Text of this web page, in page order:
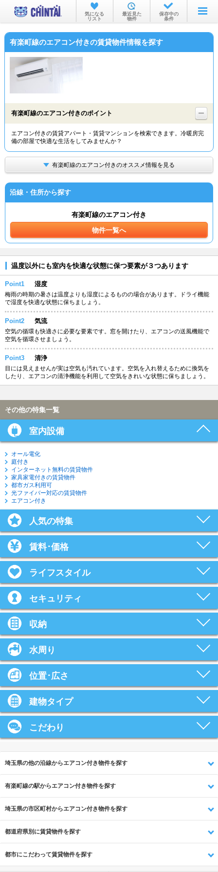
お部屋を探す
沿線・駅から
物件特集から
TOP
気になる
リスト
最近見た
物件
保存中の
条件
有楽町線のエアコン付きの賃貸物件情報を探す
有楽町線のエアコン付きのポイント
エアコン付きの賃貸アパート・賃貸マンションを検索できます。冷暖房完
備の部屋で快適な生活をしてみませんか？
有楽町線のエアコン付きのオススメ情報を見る
沿線・住所から探す
有楽町線のエアコン付き
物件一覧へ
温度以外にも室内を快適な状態に保つ要素が３つあります
Point1 湿度
梅雨の時期の暑さは温度よりも湿度によるものの場合があります。ドライ機能
で湿度を快適な状態に保ちましょう。
Point2 気流
空気の循環も快適さに必要な要素です。窓を開けたり、エアコンの送風機能で
空気を循環させましょう。
Point3 清浄
目には見えませんが実は空気も汚れています。空気を入れ替えるために換気を
したり、エアコンの清浄機能を利用して空気をきれいな状態に保ちましょう。
その他の特集一覧
室内設備
オール電化
庭付き
インターネット無料の賃貸物件
家具家電付きの賃貸物件
都市ガス利用可
光ファイバー対応の賃貸物件
エアコン付き
人気の特集
賃料･価格
ライフスタイル
セキュリティ
収納
水周り
位置･広さ
建物タイプ
こだわり
埼玉県の他の沿線からエアコン付き物件を探す
有楽町線の駅からエアコン付き物件を探す
埼玉県の市区町村からエアコン付き物件を探す
都道府県別に賃貸物件を探す
都市にこだわって賃貸物件を探す